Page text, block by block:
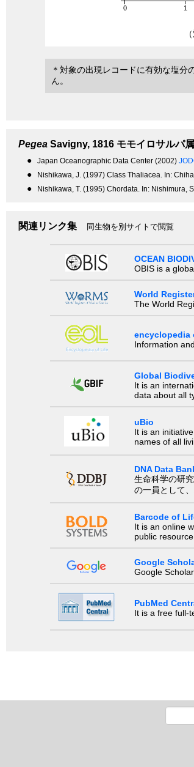
0 1
＊対象の出現レコードに有効な塩
ん。
Pegea Savigny, 1816 モモイロサルパ属
● Japan Oceanographic Data Center (2002)
● Nishikawa, J. (1997) Class Thaliacea. In:
● Nishikawa, T. (1995) Chordata. In: Nishimura,
関連リンク集 同生物を別サイトで閲覧
OCEAN
OBIS is a
World
The World
encyclopedia
Information
Global
It is an
data about all
uBio
It is an
names of all
DNA Data
生命科学の研
の一員として
Barcode of
It is an online
public
Google
Google
PubMed
It is a free full-